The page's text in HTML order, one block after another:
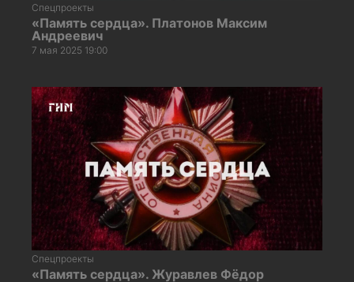
Спецпроекты
«Память сердца». Платонов Максим
Андреевич
7 мая 2025 19:00
Спецпроекты
«Память сердца». Журавлев Фёдор